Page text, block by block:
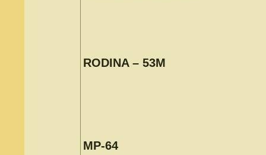
RODINA – 53M
MP-64